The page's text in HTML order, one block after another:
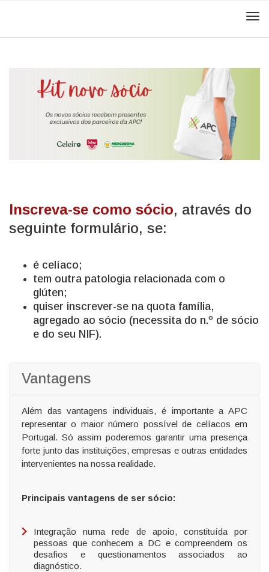
Inscreva-se como sócio, através do
seguinte formulário, se:
é celíaco;
tem outra patologia relacionada com o
glúten;
quiser inscrever-se na quota família,
agregado ao sócio (necessita do n.º de sócio
e do seu NIF).
Vantagens
Além das vantagens individuais, é importante a APC
representar o maior número possível de celíacos em
Portugal. Só assim poderemos garantir uma presença
forte junto das instituições, empresas e outras entidades
intervenientes na nossa realidade.
Principais vantagens de ser sócio:
Integração numa rede de apoio, constituída por
pessoas que conhecem a DC e compreendem os
desafios e questionamentos associados ao
diagnóstico.